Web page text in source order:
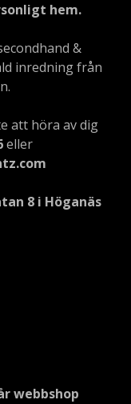
hem.
&
inredning från
att höra av dig
eller
8 i Höganäs
webbshop